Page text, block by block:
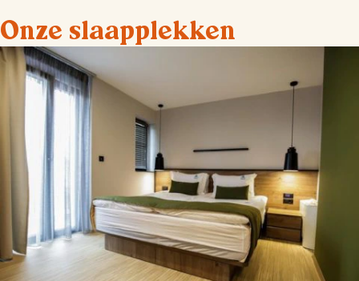
Onze slaapplekken